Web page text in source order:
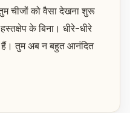
चीजों को वैसा देखना शुरू
के बिना। धीरे-धीरे
हैं। तुम अब न बहुत आनंदित